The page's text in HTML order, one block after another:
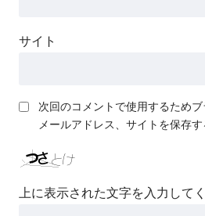
サイト
次回のコメントで使用するためブ
メールアドレス、サイトを保存す
上に表示された文字を入力して